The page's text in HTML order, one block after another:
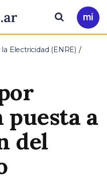
Ir
a
Buscar
Electricidad (ENRE)
puesta a
del